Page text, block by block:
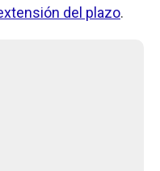
del plazo.